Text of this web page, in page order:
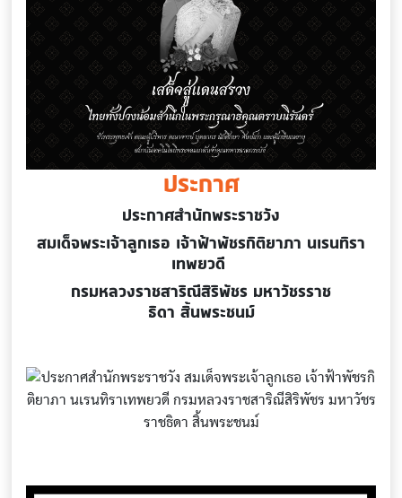
ประกาศ
ประกาศสำนักพระราชวัง
สมเด็จพระเจ้าลูกเธอ เจ้าฟ้าพัชรกิติยาภา นเรนทิรา
เทพยวดี
กรมหลวงราชสาริณีสิริพัชร มหาวัชรราช
ธิดา สิ้นพระชนม์